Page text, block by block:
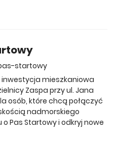
startowy
mieszkaniowa
Zaspa przy ul. Jana
osób, które chcą połączyć
nadmorskiego
Pas Startowy i odkryj nowe